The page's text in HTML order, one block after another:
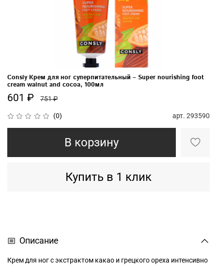
(0) арт. 293590
Consly Крем для ног суперпитательный – Super nourishing foot
cream walnut and cocoa, 100мл
601 ₽ 751 ₽
В корзину
Купить в 1 клик
Описание
Крем для ног с экстрактом какао и грецкого ореха интенсивно